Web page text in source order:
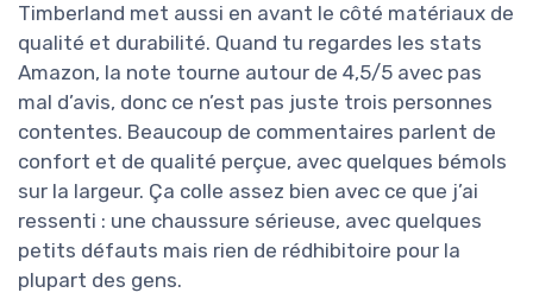
Timberland met aussi en avant le côté matériaux de
qualité et durabilité. Quand tu regardes les stats
Amazon, la note tourne autour de 4,5/5 avec pas
mal d’avis, donc ce n’est pas juste trois personnes
contentes. Beaucoup de commentaires parlent de
confort et de qualité perçue, avec quelques bémols
sur la largeur. Ça colle assez bien avec ce que j’ai
ressenti : une chaussure sérieuse, avec quelques
petits défauts mais rien de rédhibitoire pour la
plupart des gens.